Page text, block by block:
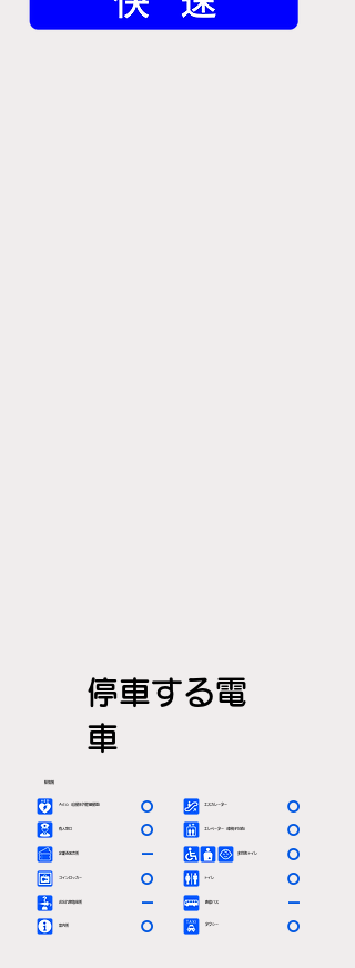
停車する電
車
駅情報
ＡＥＤ（自動体外除細動器）
有人窓口
定期券発売所
エスカレーター
エレベーター（車椅子対応）
多目的トイレ
〇
〇
－
〇
〇
〇
コインロッカー トイレ
〇 〇
お忘れ物取扱所 －
案内所 〇 タクシー 〇
路線バス －